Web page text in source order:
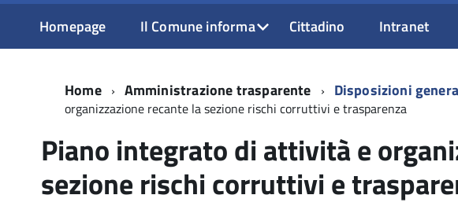
Homepage Il Comune informa Cittadino Intranet
Home Amministrazione trasparente Disposizioni
organizzazione recante la sezione rischi corruttivi e trasparenza
Piano integrato di attività e
sezione rischi corruttivi e